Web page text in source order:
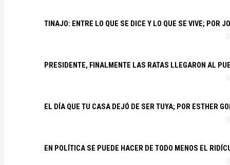
TINAJO: ENTRE LO QUE SE DICE Y LO QUE SE VIVE; POR
PRESIDENTE, FINALMENTE LAS RATAS LLEGARON AL
EL DÍA QUE TU CASA DEJÓ DE SER TUYA; POR ESTHER
EN POLÍTICA SE PUEDE HACER DE TODO MENOS EL